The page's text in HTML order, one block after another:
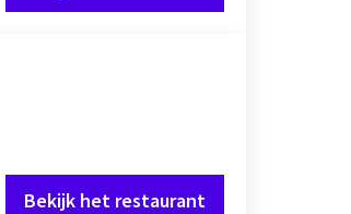
Bekijk het restaurant